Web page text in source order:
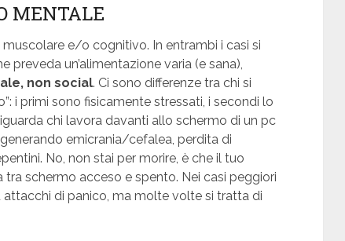
MENTALE
e/o cognitivo. In entrambi i casi si
preveda un’alimentazione varia (e sana),
non social. Ci sono differenze tra chi si
i primi sono fisicamente stressati, i secondi lo
chi lavora davanti allo schermo di un pc
emicrania/cefalea, perdita di
No, non stai per morire, è che il tuo
schermo acceso e spento. Nei casi peggiori
attacchi di panico, ma molte volte si tratta di